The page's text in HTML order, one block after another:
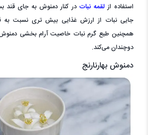
استفاده از لقمه نبات در کنار دمنوش به جای قند
جایی نبات از ارزش غذایی بیش تری نسبت به
همچنین طبع گرم نبات خاصیت آرام بخشی
دوچندان می‌کند.
دمنوش بهارنارنج